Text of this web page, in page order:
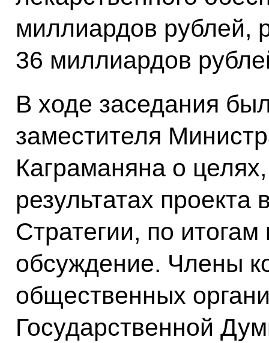
миллиардов рублей,
36 миллиардов
В ходе заседания
заместителя
Каграманяна о
результатах
Стратегии, по итогам
обсуждение. Члены
общественных
Государственной